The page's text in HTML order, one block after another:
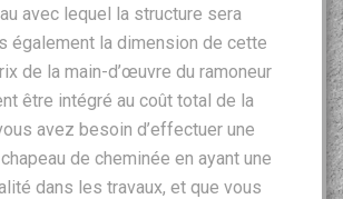
avec lequel la structure sera
également la dimension de cette
de la main-d’œuvre du ramoneur
être intégré au coût total de la
avez besoin d’effectuer une
de cheminée en ayant une
dans les travaux, et que vous